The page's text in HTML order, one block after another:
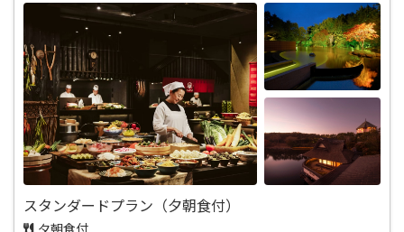
スタンダードプラン（夕朝食付）
夕朝食付